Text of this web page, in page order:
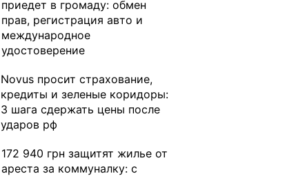
приедет в громаду: обмен
прав, регистрация авто и
международное
удостоверение
Novus просит страхование,
кредиты и зеленые коридоры:
3 шага сдержать цены после
ударов рф
172 940 грн защитят жилье от
ареста за коммуналку: с